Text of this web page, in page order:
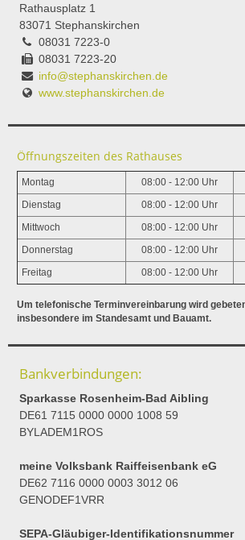
Rathausplatz 1
83071 Stephanskirchen
08031 7223-0
08031 7223-20
info@stephanskirchen.de
www.stephanskirchen.de
Öffnungszeiten des Rathauses
Montag 08:00 - 12:00 Uhr
Dienstag 08:00 - 12:00 Uhr
Mittwoch 08:00 - 12:00 Uhr
Donnerstag 08:00 - 12:00 Uhr
Freitag 08:00 - 12:00 Uhr
Um telefonische Terminvereinbarung wird
insbesondere im Standesamt und Bauamt.
Bankverbindungen:
Sparkasse Rosenheim-Bad Aibling
DE61 7115 0000 0000 1008 59
BYLADEM1ROS
meine Volksbank Raiffeisenbank eG
DE62 7116 0000 0003 3012 06
GENODEF1VRR
SEPA-Gläubiger-Identifikationsnummer